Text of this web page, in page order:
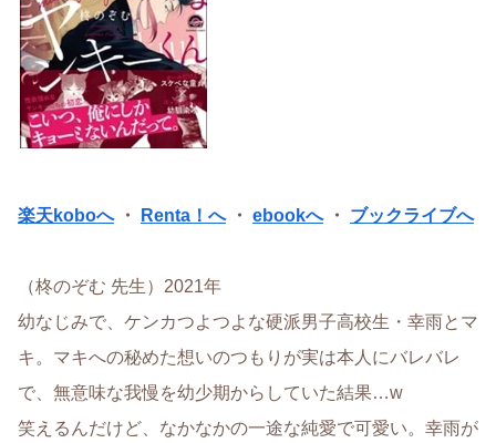
楽天koboへ・ Renta！へ・ ebookへ・ ブックライブへ
（柊のぞむ 先生）2021年
幼なじみで、ケンカつよつよな硬派男子高校生・幸雨とマ
キ。マキへの秘めた想いのつもりが実は本人にバレバレ
で、無意味な我慢を幼少期からしていた結果…w
笑えるんだけど、なかなかの一途な純愛で可愛い。幸雨が